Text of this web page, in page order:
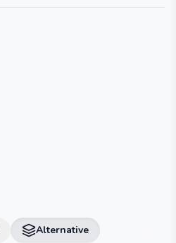
Alternative